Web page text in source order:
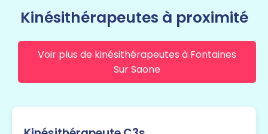
Kinésithérapeutes à proximité
Voir plus de kinésithérapeutes à Fontaines
Sur Saone